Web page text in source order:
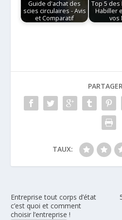
Guide d'achat des
scies circulaires - Avis
et Comparatif
Top 5
Habiller
vos
TAUX:
Entreprise tout corps d’état
c’est quoi et comment
choisir l’entreprise !